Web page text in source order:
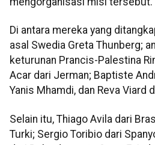
Di antara mereka yang
asal Swedia Greta Thunberg;
keturunan Prancis-Palestina
Acar dari Jerman; Baptiste
Yanis Mhamdi, dan Reva Viard
Selain itu, Thiago Avila dari
Turki; Sergio Toribio dari